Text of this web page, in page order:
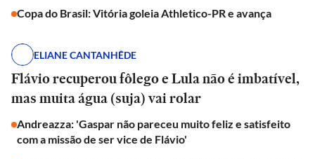
Copa do Brasil: Vitória goleia Athletico-PR e avança
ELIANE CANTANHÊDE
Flávio recuperou fôlego e Lula não é imbatível,
mas muita água (suja) vai rolar
Andreazza: 'Gaspar não pareceu muito feliz e satisfeito
com a missão de ser vice de Flávio'